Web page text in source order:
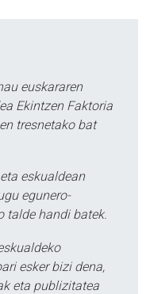
euskararen
Ekintzen Faktoria
tresnetako bat
eskualdean
egunero-
talde handi batek.
esker bizi dena,
eta publizitatea